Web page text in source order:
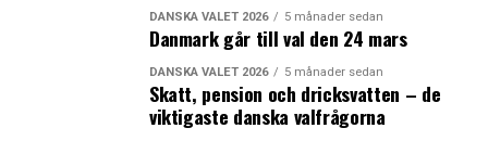
DANSKA VALET 2026 5 månader sedan
Danmark går till val den 24 mars
DANSKA VALET 2026 5 månader sedan
Skatt, pension och dricksvatten – de
viktigaste danska valfrågorna